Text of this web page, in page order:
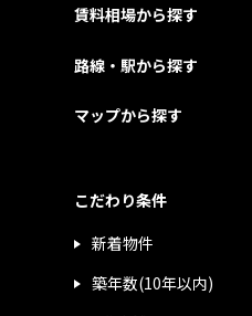
賃料相場から探す
路線・駅から探す
マップから探す
こだわり条件
新着物件
築年数(10年以内)